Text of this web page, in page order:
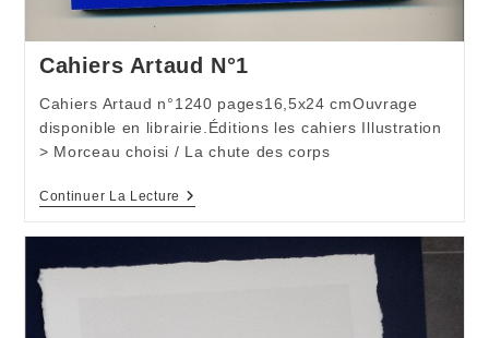
Cahiers Artaud N°1
Cahiers Artaud n°1240 pages16,5x24 cmOuvrage
disponible en librairie.Éditions les cahiers Illustration
> Morceau choisi / La chute des corps
Continuer La Lecture Cahiers